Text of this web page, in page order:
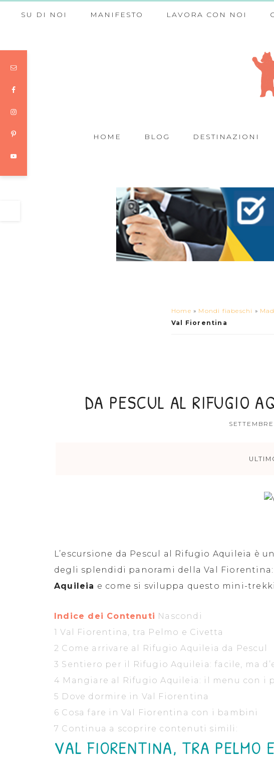
SU DI NOI MANIFESTO LAVORA CON NOI
HOME BLOG DESTINAZIONI
Home » Mondi fiabeschi »
Val Fiorentina
DA PESCUL AL RIFUGIO
L’escursione da Pescul al Rifugio Aquileia è
degli splendidi panorami della Val
Aquileia e come si sviluppa questo mini-
Indice dei Contenuti Nascondi
1 Val Fiorentina, tra Pelmo e Civetta
2 Come arrivare al Rifugio Aquileia da Pescul
3 Sentiero per il Rifugio Aquileia: facile, ma
4 Mangiare al Rifugio Aquileia: il menu con
5 Dove dormire in Val Fiorentina
6 Cosa fare in Val Fiorentina con i bambini
7 Continua a scoprire contenuti simili:
VAL FIORENTINA, TRA PELMO